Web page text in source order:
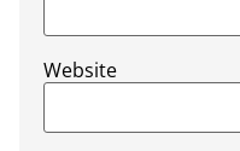
Website